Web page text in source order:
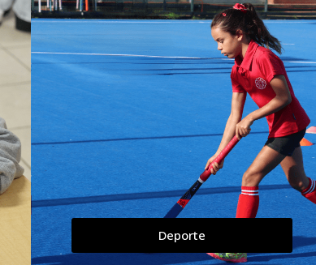
Deporte